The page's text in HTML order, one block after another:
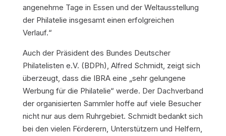
angenehme Tage in Essen und der Weltausstellung
der Philatelie insgesamt einen erfolgreichen
Verlauf.“
Auch der Präsident des Bundes Deutscher
Philatelisten e.V. (BDPh), Alfred Schmidt, zeigt sich
überzeugt, dass die IBRA eine „sehr gelungene
Werbung für die Philatelie“ werde. Der Dachverband
der organisierten Sammler hoffe auf viele Besucher
nicht nur aus dem Ruhrgebiet. Schmidt bedankt sich
bei den vielen Förderern, Unterstützern und Helfern,